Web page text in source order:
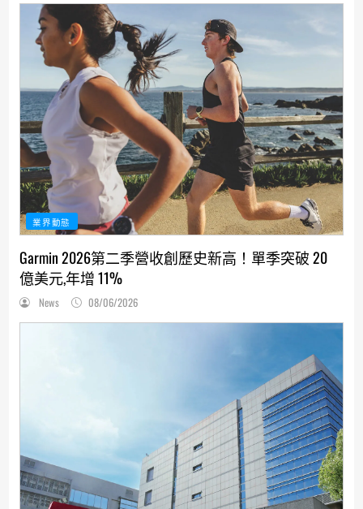
業界動態
Garmin 2026第二季營收創歷史新高！單季突破 20
億美元,年增 11%
News 08/06/2026